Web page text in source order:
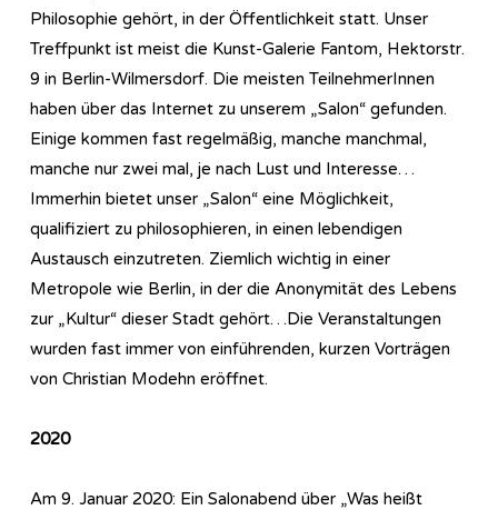
Philosophie gehört, in der Öffentlichkeit statt. Unser
Treffpunkt ist meist die Kunst-Galerie Fantom, Hektorstr.
9 in Berlin-Wilmersdorf. Die meisten TeilnehmerInnen
haben über das Internet zu unserem „Salon“ gefunden.
Einige kommen fast regelmäßig, manche manchmal,
manche nur zwei mal, je nach Lust und Interesse…
Immerhin bietet unser „Salon“ eine Möglichkeit,
qualifiziert zu philosophieren, in einen lebendigen
Austausch einzutreten. Ziemlich wichtig in einer
Metropole wie Berlin, in der die Anonymität des Lebens
zur „Kultur“ dieser Stadt gehört…Die Veranstaltungen
wurden fast immer von einführenden, kurzen Vorträgen
von Christian Modehn eröffnet.
2020
Am 9. Januar 2020: Ein Salonabend über „Was heißt